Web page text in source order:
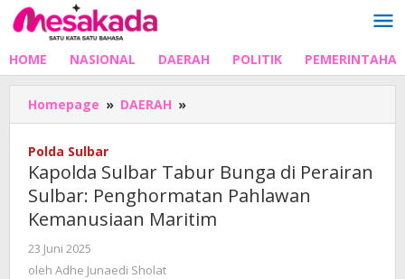
Lewati
ke
HOME NASIONAL DAERAH POLITIK
Homepage » DAERAH »
Sulbar
di
Perairan
Sulbar:
Polda Sulbar
Kapolda Sulbar Tabur Bunga di Perairan
Sulbar: Penghormatan Pahlawan
Kemanusiaan Maritim
23 Juni 2025
Adhe
oleh Adhe Junaedi Sholat